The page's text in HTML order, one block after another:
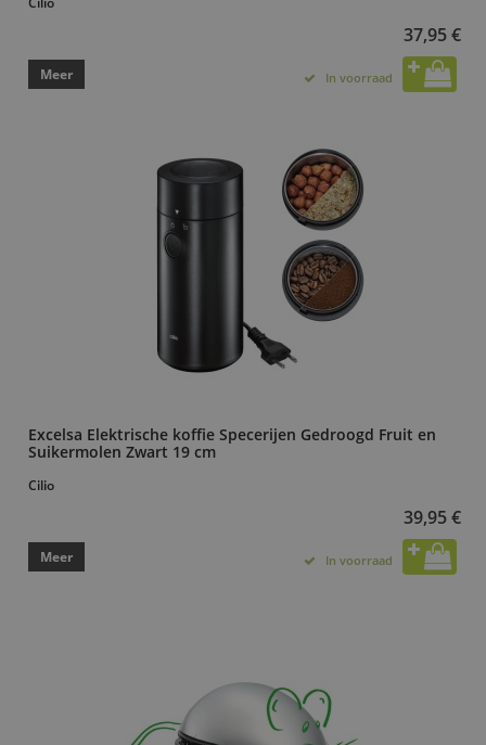
37,95 €
Meer In voorraad
Excelsa Elektrische koffie Specerijen Gedroogd Fruit en
Suikermolen Zwart 19 cm
Cilio
39,95 €
Meer In voorraad